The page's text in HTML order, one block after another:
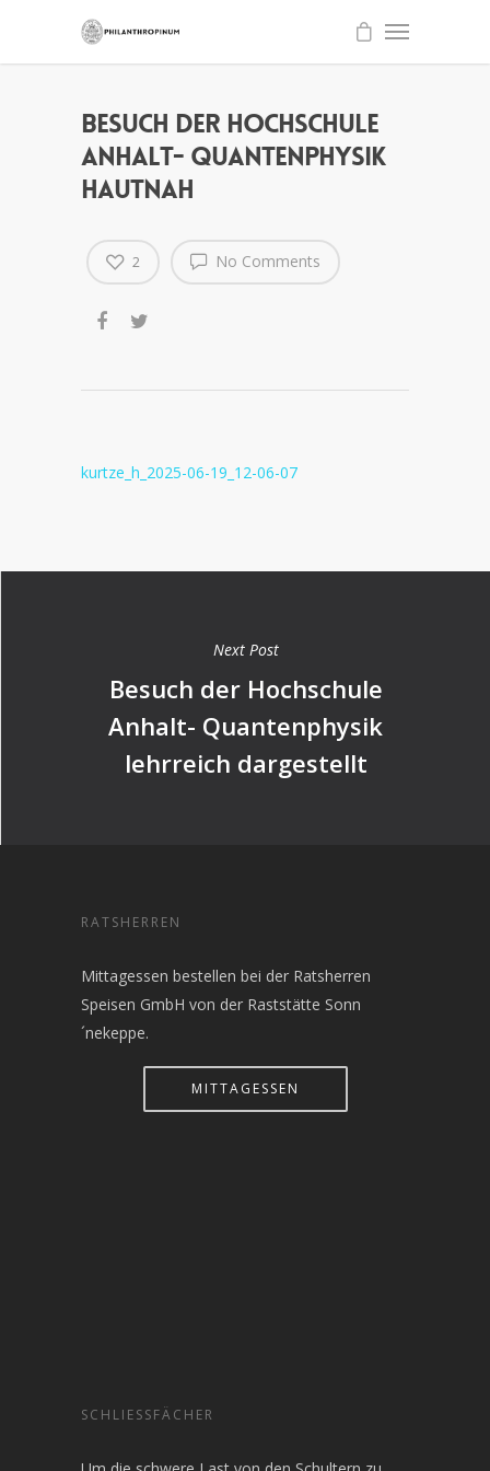
Besuch der Hochschule
Anhalt- Quantenphysik
hautnah
No Comments
2
kurtze_h_2025-06-19_12-06-07
Next Post
Besuch der Hochschule
Anhalt- Quantenphysik
lehrreich dargestellt
RATSHERREN
Mittagessen bestellen bei der Ratsherren
Speisen GmbH von der Raststätte Sonn
´nekeppe.
MITTAGESSEN
SCHLIESSFÄCHER